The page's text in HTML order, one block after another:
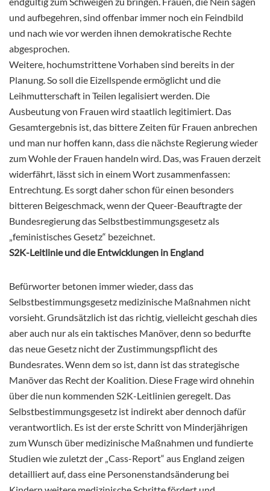
und aufbegehren, sind offenbar immer noch ein Feindbild
und nach wie vor werden ihnen demokratische Rechte
abgesprochen.
Weitere, hochumstrittene Vorhaben sind bereits in der
Planung. So soll die Eizellspende ermöglicht und die
Leihmutterschaft in Teilen legalisiert werden. Die
Ausbeutung von Frauen wird staatlich legitimiert. Das
Gesamtergebnis ist, das bittere Zeiten für Frauen anbrechen
und man nur hoffen kann, dass die nächste Regierung wieder
zum Wohle der Frauen handeln wird. Das, was Frauen derzeit
widerfährt, lässt sich in einem Wort zusammenfassen:
Entrechtung. Es sorgt daher schon für einen besonders
bitteren Beigeschmack, wenn der Queer-Beauftragte der
Bundesregierung das Selbstbestimmungsgesetz als
„feministisches Gesetz“ bezeichnet.
S2K-Leitlinie und die Entwicklungen in England
Befürworter betonen immer wieder, dass das
Selbstbestimmungsgesetz medizinische Maßnahmen nicht
vorsieht. Grundsätzlich ist das richtig, vielleicht geschah dies
aber auch nur als ein taktisches Manöver, denn so bedurfte
das neue Gesetz nicht der Zustimmungspflicht des
Bundesrates. Wenn dem so ist, dann ist das strategische
Manöver das Recht der Koalition. Diese Frage wird ohnehin
über die nun kommenden S2K-Leitlinien geregelt. Das
Selbstbestimmungsgesetz ist indirekt aber dennoch dafür
verantwortlich. Es ist der erste Schritt von Minderjährigen
zum Wunsch über medizinische Maßnahmen und fundierte
Studien wie zuletzt der „Cass-Report“ aus England zeigen
detailliert auf, dass eine Personenstandsänderung bei